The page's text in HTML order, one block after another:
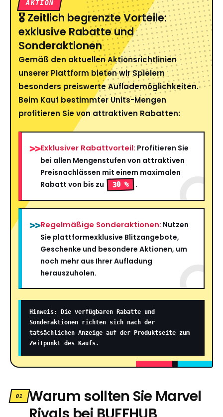
AKTION
🎖️ Zeitlich begrenzte Vorteile:
exklusive Rabatte und
Sonderaktionen
Gemäß den aktuellen Aktionsrichtlinien
unserer Plattform bieten wir Spielern
besonders preiswerte Auflademöglichkeiten.
Beim Kauf bestimmter Units-Mengen
profitieren Sie von attraktiven Rabatten:
>>Exklusiver Rabattvorteil: Profitieren Sie
bei allen Mengenstufen von attraktiven
Preisnachlässen mit einem maximalen
Rabatt von bis zu
30 % .
>>Regelmäßige Sonderaktionen: Nutzen
Sie plattformexklusive Blitzangebote,
Geschenke und besondere Aktionen, um
noch mehr aus Ihrer Aufladung
herauszuholen.
Hinweis: Die verfügbaren Rabatte und
Sonderaktionen richten sich nach der
tatsächlichen Anzeige auf der Produktseite zum
Zeitpunkt des Kaufs.
01
Warum sollten Sie Marvel